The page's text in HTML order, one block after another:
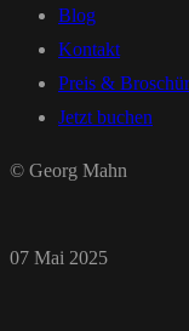
Blog
Kontakt
Preis &
Jetzt buchen
© Georg Mahn
07 Mai 2025